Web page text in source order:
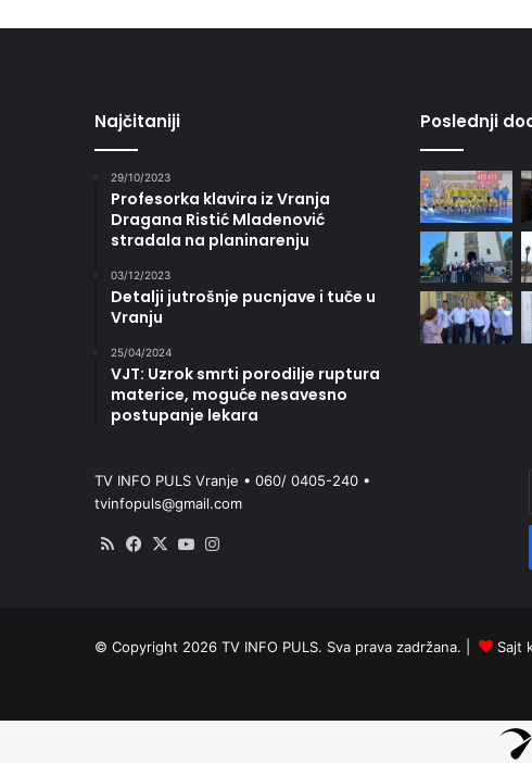
Najčitaniji
29/10/2023
Profesorka klavira iz Vranja
Dragana Ristić Mladenović
stradala na planinarenju
03/12/2023
Detalji jutrošnje pucnjave i tuče u
Vranju
25/04/2024
VJT: Uzrok smrti porodilje ruptura
materice, moguće nesavesno
postupanje lekara
Poslednji
TV INFO PULS Vranje • 060/ 0405-240 •
tvinfopuls@gmail.com
RSS Facebook
X YouTube
© Copyright 2026 TV INFO PULS. Sva prava zadržana. | Sajt